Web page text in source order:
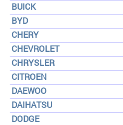
BUICK
BYD
CHERY
CHEVROLET
CHRYSLER
CITROEN
DAEWOO
DAIHATSU
DODGE